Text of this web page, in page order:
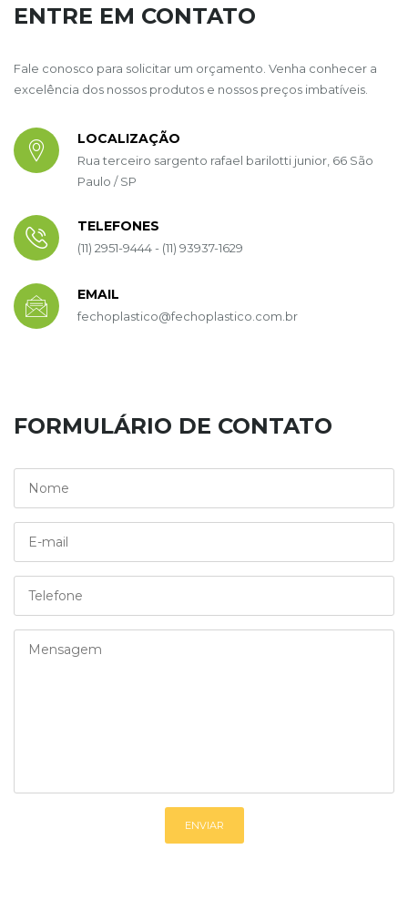
ENTRE EM CONTATO
Fale conosco para solicitar um orçamento. Venha conhecer a
excelência dos nossos produtos e nossos preços imbatíveis.
LOCALIZAÇÃO
Rua terceiro sargento rafael barilotti junior, 66 São
Paulo / SP
TELEFONES
(11) 2951-9444 - (11) 93937-1629
EMAIL
fechoplastico@fechoplastico.com.br
FORMULÁRIO DE CONTATO